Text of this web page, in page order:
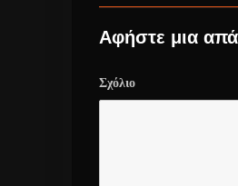
Αφήστε μια
Σχόλιο